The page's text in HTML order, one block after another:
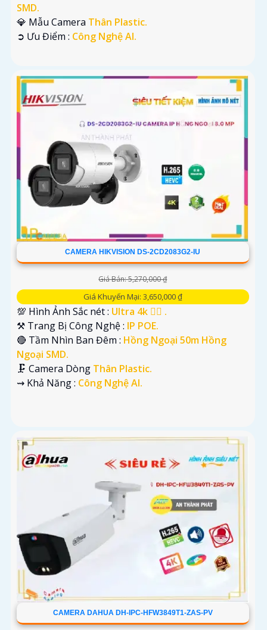
SMD.
💎 Mẫu Camera Thân Plastic.
️➲ Ưu Điểm : Công Nghệ AI.
CAMERA HIKVISION DS-2CD2083G2-IU
Giá Bán: 5,270,000 ₫
Giá Khuyến Mại: 3,650,000 ₫
💯 Hình Ảnh Sắc nét : Ultra 4k 👍🏾 .
⚒ Trang Bị Công Nghệ : IP POE.
🔴 Tầm Nhìn Ban Đêm : Hồng Ngoại 50m Hồng
Ngoại SMD.
🗜️ Camera Dòng Thân Plastic.
️⇝ Khả Năng : Công Nghệ AI.
CAMERA DAHUA DH-IPC-HFW3849T1-ZAS-PV